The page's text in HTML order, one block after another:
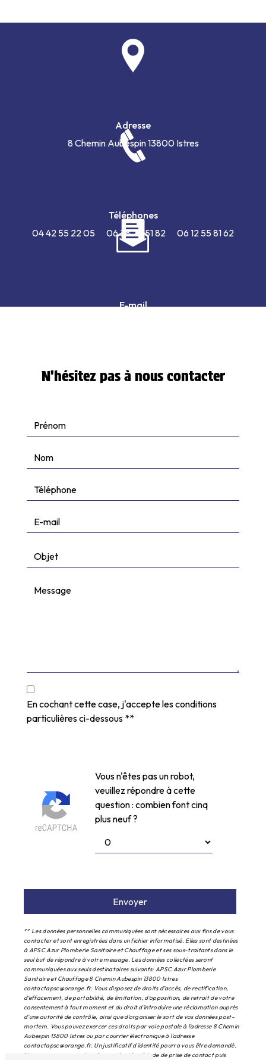
Adresse
8 Chemin Aubespin13800 Istres
Téléphones
04 42 55 22 05
06 38 72 51 82 06 12 55 81 62
E-mail
N'hésitez pas à nous contacter
En cochant cette case, j'accepte les conditions
particulières ci-dessous **
Vous n'êtes pas un robot,
veuillez répondre à cette
question : combien font cinq
plus neuf ?
Envoyer
** Les données personnelles communiquées sont nécessaires aux fins de vous
contacter et sont enregistrées dans un fichier informatisé. Elles sont destinées
à APSC Azur Plomberie Sanitaire et Chauffage et ses sous-traitants dans le
seul but de répondre à votre message. Les données collectées seront
communiquées aux seuls destinataires suivants: APSC Azur Plomberie
Sanitaire et Chauffage 8 Chemin Aubespin 13800 Istres
contactapsc@orange.fr. Vous disposez de droits d’accès, de rectification,
d’effacement, de portabilité, de limitation, d’opposition, de retrait de votre
consentement à tout moment et du droit d’introduire une réclamation auprès
d’une autorité de contrôle, ainsi que d’organiser le sort de vos données post-
mortem. Vous pouvez exercer ces droits par voie postale à l'adresse 8 Chemin
Aubespin 13800 Istres ou par courrier électronique à l'adresse
contactapsc@orange.fr. Un justificatif d'identité pourra vous être demandé.
Nous conservons vos données pendant la période de prise de contact puis